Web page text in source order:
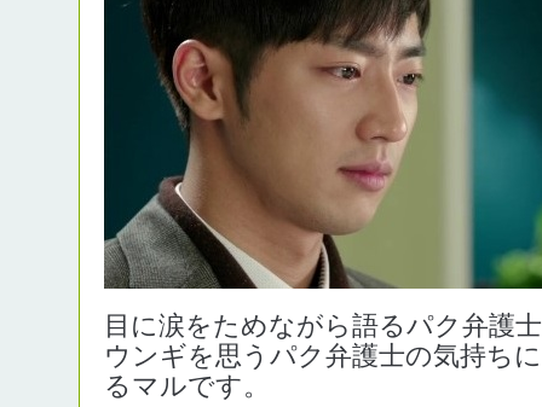
目に涙をためながら語るパク弁護
ウンギを思うパク弁護士の気持ち
るマルです。